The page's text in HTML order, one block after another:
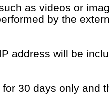
as videos or
by the
address will be
30 days only and